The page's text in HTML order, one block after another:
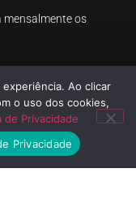
mensalmente os
Ao clicar
o uso dos cookies,
de Privacidade
Privacidade